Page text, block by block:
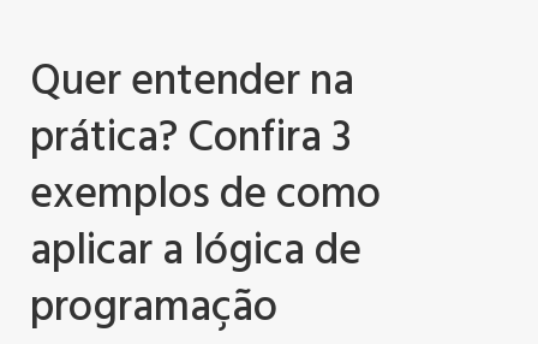
Quer entender na
prática? Confira 3
exemplos de como
aplicar a lógica de
programação